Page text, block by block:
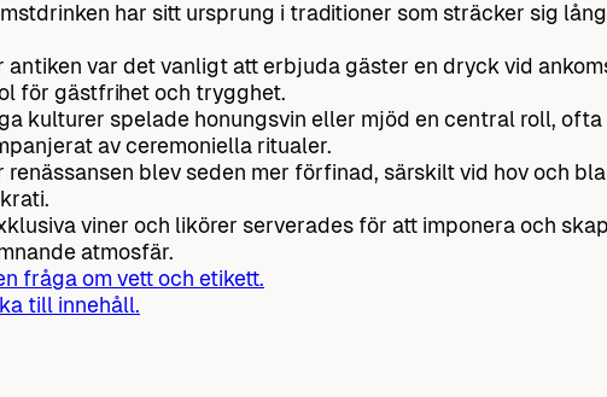
har sitt ursprung i traditioner som sträcker sig
antiken var det vanligt att erbjuda gäster en dryck vid
för gästfrihet och trygghet.
kulturer spelade honungsvin eller mjöd en central roll, ofta
av ceremoniella ritualer.
renässansen blev seden mer förfinad, särskilt vid hov och
viner och likörer serverades för att imponera och
atmosfär.
fråga om vett och etikett.
till innehåll.